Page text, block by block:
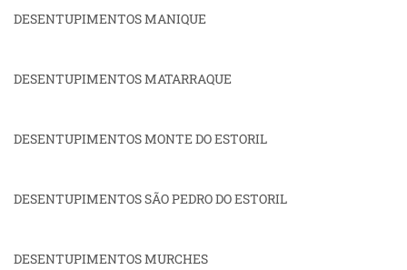
DESENTUPIMENTOS MANIQUE
DESENTUPIMENTOS MATARRAQUE
DESENTUPIMENTOS MONTE DO ESTORIL
DESENTUPIMENTOS SÃO PEDRO DO ESTORIL
DESENTUPIMENTOS MURCHES